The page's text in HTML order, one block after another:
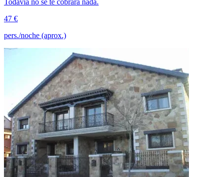
Todavía no se te cobrará nada.
47 €
pers./noche (aprox.)